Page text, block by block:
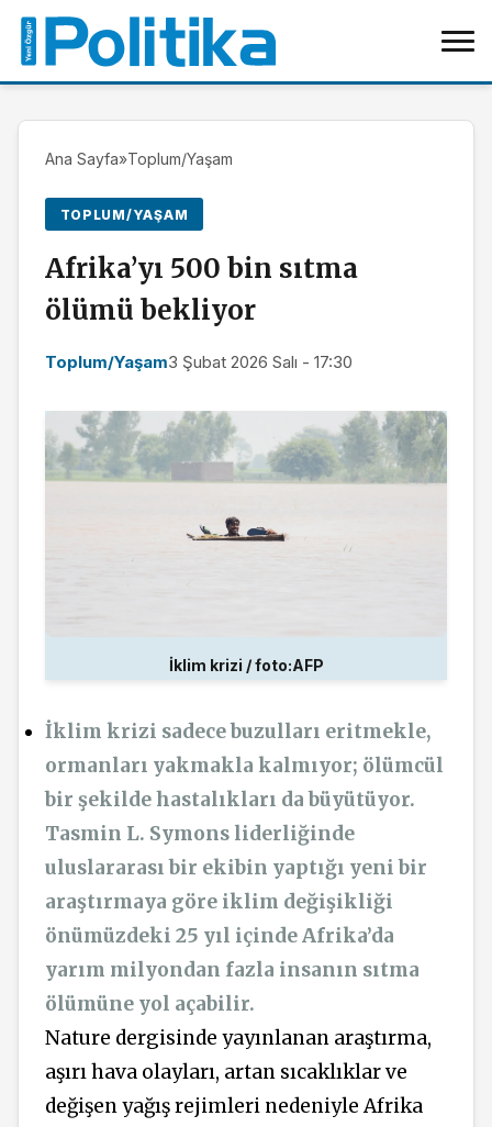
Ana Sayfa»Toplum/Yaşam
TOPLUM/YAŞAM
Afrika’yı 500 bin sıtma
ölümü bekliyor
Toplum/Yaşam3 Şubat 2026 Salı - 17:30
İklim krizi / foto:AFP
İklim krizi sadece buzulları eritmekle,
ormanları yakmakla kalmıyor; ölümcül
bir şekilde hastalıkları da büyütüyor.
Tasmin L. Symons liderliğinde
uluslararası bir ekibin yaptığı yeni bir
araştırmaya göre iklim değişikliği
önümüzdeki 25 yıl içinde Afrika’da
yarım milyondan fazla insanın sıtma
ölümüne yol açabilir.
Nature dergisinde yayınlanan araştırma,
aşırı hava olayları, artan sıcaklıklar ve
değişen yağış rejimleri nedeniyle Afrika